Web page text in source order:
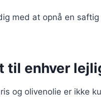
med at opnå en
til enhver
og olivenolie er ikke